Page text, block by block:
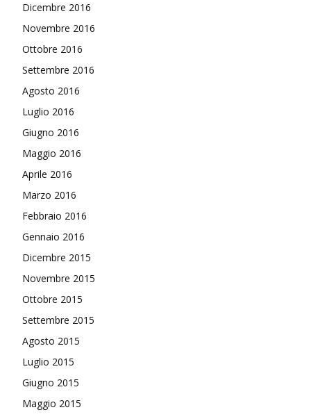
Dicembre 2016
Novembre 2016
Ottobre 2016
Settembre 2016
Agosto 2016
Luglio 2016
Giugno 2016
Maggio 2016
Aprile 2016
Marzo 2016
Febbraio 2016
Gennaio 2016
Dicembre 2015
Novembre 2015
Ottobre 2015
Settembre 2015
Agosto 2015
Luglio 2015
Giugno 2015
Maggio 2015